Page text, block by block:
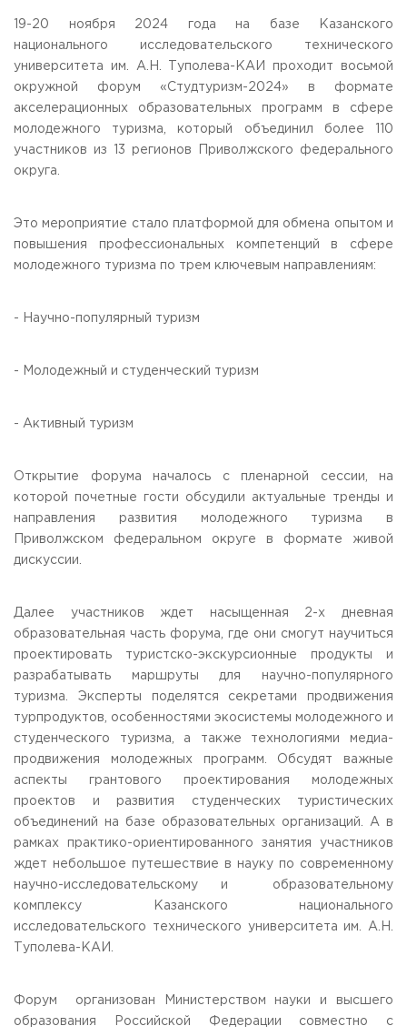
Работа с лицами с ОВЗ и инвалидами
Контакты
системе СПО
Профком
Конкурс ППС
Сведения об образовательной организации
ЗАКАЗАТЬ ОБРАТНЫЙ ЗВОНОК
пгт. Черкизово,
ул. Главная, 99
+7 (495) 940 83 58 - Приемная комиссия
пт: с 09:00 до 16:45;
Приемная комиссия
вс: выходной.
19-20 ноября 2024 года на базе Казанского
национального исследовательского технического
университета им. А.Н. Туполева-КАИ проходит восьмой
окружной форум «Студтуризм-2024» в формате
акселерационных образовательных программ в сфере
молодежного туризма, который объединил более 110
участников из 13 регионов Приволжского федерального
округа.
Это мероприятие стало платформой для обмена опытом и
повышения профессиональных компетенций в сфере
молодежного туризма по трем ключевым направлениям:
- Научно-популярный туризм
- Молодежный и студенческий туризм
- Активный туризм
Открытие форума началось с пленарной сессии, на
которой почетные гости обсудили актуальные тренды и
направления развития молодежного туризма в
Приволжском федеральном округе в формате живой
дискуссии.
Далее участников ждет насыщенная 2-х дневная
образовательная часть форума, где они смогут научиться
проектировать туристско-экскурсионные продукты и
разрабатывать маршруты для научно-популярного
туризма. Эксперты поделятся секретами продвижения
турпродуктов, особенностями экосистемы молодежного и
студенческого туризма, а также технологиями медиа-
продвижения молодежных программ. Обсудят важные
аспекты грантового проектирования молодежных
проектов и развития студенческих туристических
объединений на базе образовательных организаций. А в
рамках практико-ориентированного занятия участников
ждет небольшое путешествие в науку по современному
научно-исследовательскому и образовательному
комплексу Казанского национального
исследовательского технического университета им. А.Н.
Туполева-КАИ.
Форум организован Министерством науки и высшего
образования Российской Федерации совместно с